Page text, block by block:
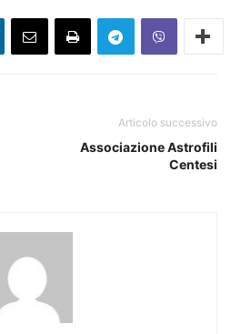
Articolo successivo
Associazione Astrofili
Centesi